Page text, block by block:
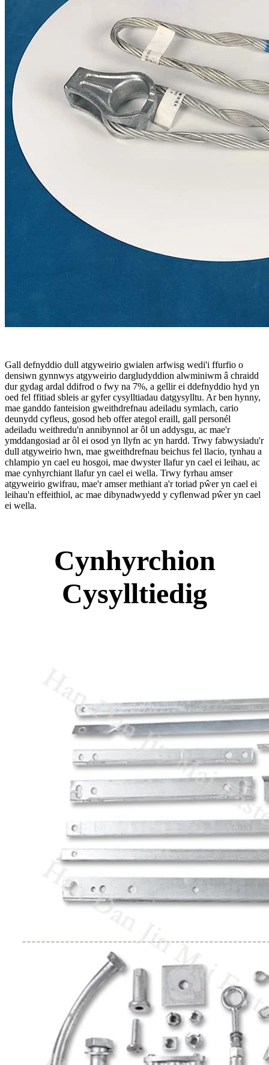
Gall defnyddio dull atgyweirio gwialen arfwisg wedi'i ffurfio o
densiwn gynnwys atgyweirio dargludyddion alwminiwm â chraidd
dur gydag ardal ddifrod o fwy na 7%, a gellir ei ddefnyddio hyd yn
oed fel ffitiad sbleis ar gyfer cysylltiadau datgysylltu. Ar ben hynny,
mae ganddo fanteision gweithdrefnau adeiladu symlach, cario
deunydd cyfleus, gosod heb offer ategol eraill, gall personél
adeiladu weithredu'n annibynnol ar ôl un addysgu, ac mae'r
ymddangosiad ar ôl ei osod yn llyfn ac yn hardd. Trwy fabwysiadu'r
dull atgyweirio hwn, mae gweithdrefnau beichus fel llacio, tynhau a
chlampio yn cael eu hosgoi, mae dwyster llafur yn cael ei leihau, ac
mae cynhyrchiant llafur yn cael ei wella. Trwy fyrhau amser
atgyweirio gwifrau, mae'r amser methiant a'r toriad pŵer yn cael ei
leihau'n effeithiol, ac mae dibynadwyedd y cyflenwad pŵer yn cael
ei wella.
Cynhyrchion
Cysylltiedig